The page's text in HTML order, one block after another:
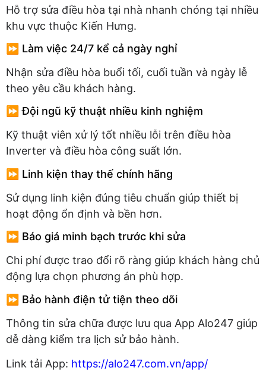
Hỗ trợ sửa điều hòa tại nhà nhanh chóng tại nhiều
khu vực thuộc Kiến Hưng.
⏩ Làm việc 24/7 kể cả ngày nghỉ
Nhận sửa điều hòa buổi tối, cuối tuần và ngày lễ
theo yêu cầu khách hàng.
⏩ Đội ngũ kỹ thuật nhiều kinh nghiệm
Kỹ thuật viên xử lý tốt nhiều lỗi trên điều hòa
Inverter và điều hòa công suất lớn.
⏩ Linh kiện thay thế chính hãng
Sử dụng linh kiện đúng tiêu chuẩn giúp thiết bị
hoạt động ổn định và bền hơn.
⏩ Báo giá minh bạch trước khi sửa
Chi phí được trao đổi rõ ràng giúp khách hàng chủ
động lựa chọn phương án phù hợp.
⏩ Bảo hành điện tử tiện theo dõi
Thông tin sửa chữa được lưu qua App Alo247 giúp
dễ dàng kiểm tra lịch sử bảo hành.
Link tải App: https://alo247.com.vn/app/